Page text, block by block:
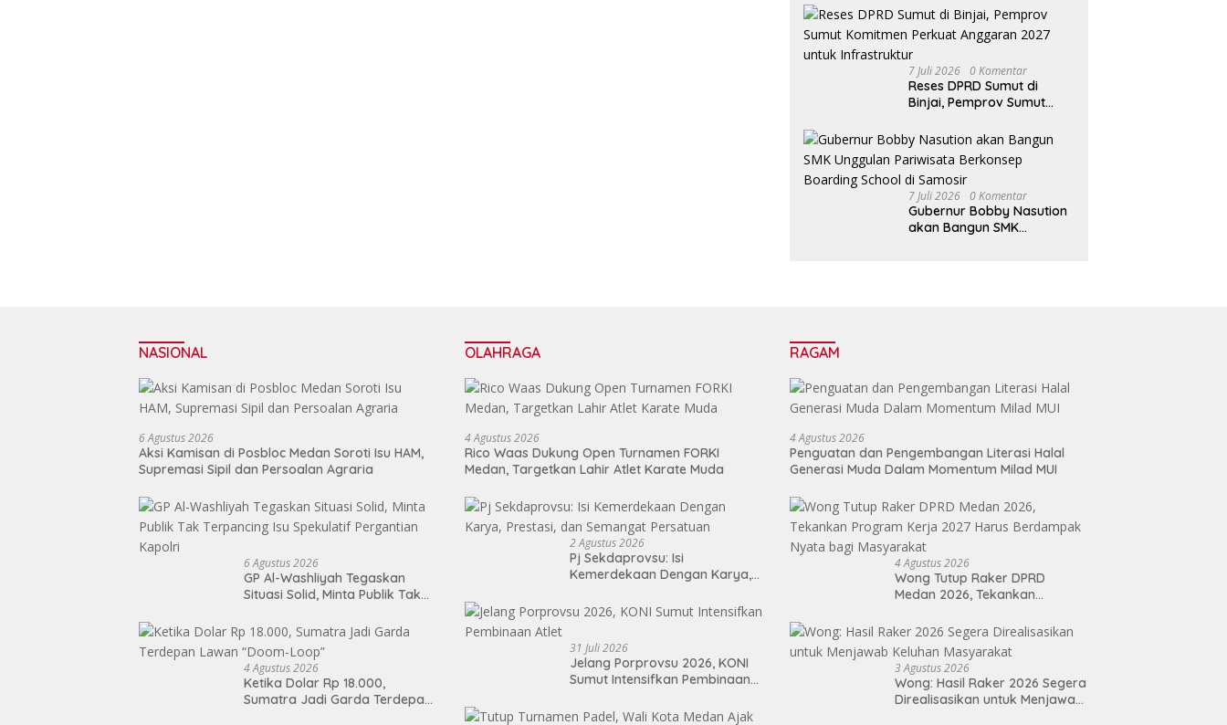
2025 Disetujui, Wali Kota
Medan Apresiasi Sinergitas
Antara Legislatif dan
Eksekutif
7 Juli 2026 0 Komentar
Reses DPRD Sumut di
Binjai, Pemprov Sumut
Anggaran 2027 untuk
Infrastruktur
7 Juli 2026 0 Komentar
Gubernur Bobby Nasution
akan Bangun SMK
NASIONAL
6 Agustus 2026
Aksi Kamisan di Posbloc Medan Soroti Isu HAM,
Supremasi Sipil dan Persoalan Agraria
6 Agustus 2026
GP Al-Washliyah Tegaskan
Situasi Solid, Minta Publik Tak
Pergantian Kapolri
4 Agustus 2026
Ketika Dolar Rp 18.000,
Sumatra Jadi Garda Terdepan
OLAHRAGA
4 Agustus 2026
Rico Waas Dukung Open Turnamen FORKI
Medan, Targetkan Lahir Atlet Karate Muda
2 Agustus 2026
Pj Sekdaprovsu: Isi
Kemerdekaan Dengan Karya,
Persatuan
31 Juli 2026
Jelang Porprovsu 2026, KONI
Sumut Intensifkan Pembinaan
RAGAM
4 Agustus 2026
Penguatan dan Pengembangan Literasi Halal
Generasi Muda Dalam Momentum Milad MUI
4 Agustus 2026
Wong Tutup Raker DPRD
Medan 2026, Tekankan
Berdampak Nyata bagi
Masyarakat
3 Agustus 2026
Wong: Hasil Raker 2026 Segera
Direalisasikan untuk Menjawab